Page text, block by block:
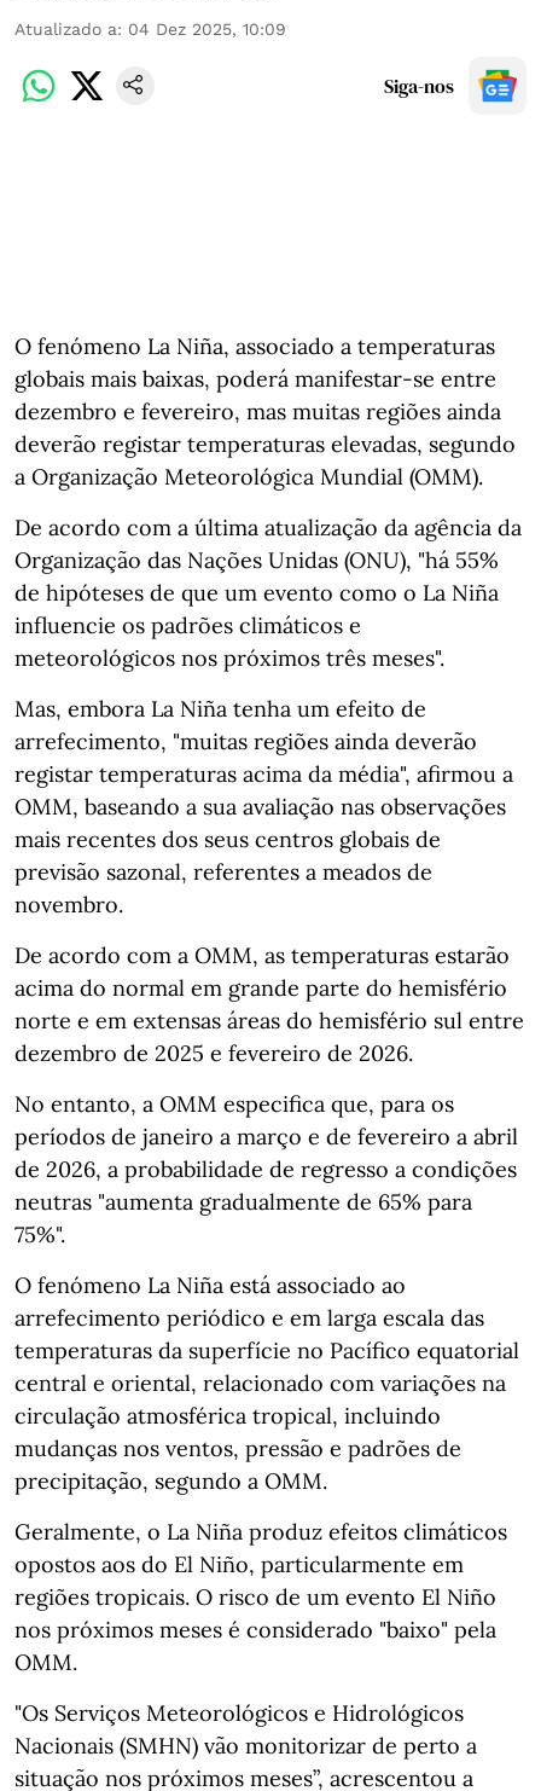
Atualizado a: 04 Dez 2025, 10:09
Siga-nos
O fenómeno La Niña, associado a temperaturas
globais mais baixas, poderá manifestar-se entre
dezembro e fevereiro, mas muitas regiões ainda
deverão registar temperaturas elevadas, segundo
a Organização Meteorológica Mundial (OMM).
De acordo com a última atualização da agência da
Organização das Nações Unidas (ONU), "há 55%
de hipóteses de que um evento como o La Niña
influencie os padrões climáticos e
meteorológicos nos próximos três meses".
Mas, embora La Niña tenha um efeito de
arrefecimento, "muitas regiões ainda deverão
registar temperaturas acima da média", afirmou a
OMM, baseando a sua avaliação nas observações
mais recentes dos seus centros globais de
previsão sazonal, referentes a meados de
novembro.
De acordo com a OMM, as temperaturas estarão
acima do normal em grande parte do hemisfério
norte e em extensas áreas do hemisfério sul entre
dezembro de 2025 e fevereiro de 2026.
No entanto, a OMM especifica que, para os
períodos de janeiro a março e de fevereiro a abril
de 2026, a probabilidade de regresso a condições
neutras "aumenta gradualmente de 65% para
75%".
O fenómeno La Niña está associado ao
arrefecimento periódico e em larga escala das
temperaturas da superfície no Pacífico equatorial
central e oriental, relacionado com variações na
circulação atmosférica tropical, incluindo
mudanças nos ventos, pressão e padrões de
precipitação, segundo a OMM.
Geralmente, o La Niña produz efeitos climáticos
opostos aos do El Niño, particularmente em
regiões tropicais. O risco de um evento El Niño
nos próximos meses é considerado "baixo" pela
OMM.
"Os Serviços Meteorológicos e Hidrológicos
Nacionais (SMHN) vão monitorizar de perto a
situação nos próximos meses”, acrescentou a